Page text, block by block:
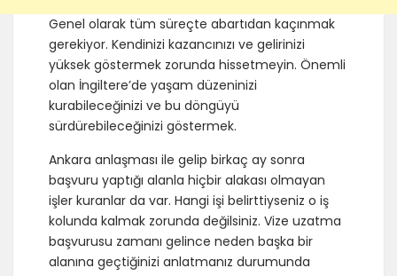
Genel olarak tüm süreçte abartıdan kaçınmak
gerekiyor. Kendinizi kazancınızı ve gelirinizi
yüksek göstermek zorunda hissetmeyin. Önemli
olan İngiltere’de yaşam düzeninizi
kurabileceğinizi ve bu döngüyü
sürdürebileceğinizi göstermek.
Ankara anlaşması ile gelip birkaç ay sonra
başvuru yaptığı alanla hiçbir alakası olmayan
işler kuranlar da var. Hangi işi belirttiyseniz o iş
kolunda kalmak zorunda değilsiniz. Vize uzatma
başvurusu zamanı gelince neden başka bir
alanına geçtiğinizi anlatmanız durumunda